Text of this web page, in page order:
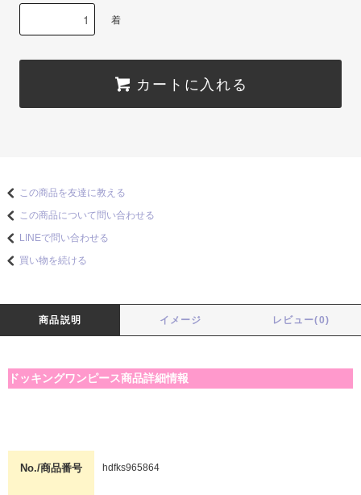
着
カートに入れる
この商品を友達に教える
この商品について問い合わせる
LINEで問い合わせる
買い物を続ける
商品説明 イメージ レビュー(0)
ドッキングワンピース商品詳細情報
No./商品番号 hdfks965864